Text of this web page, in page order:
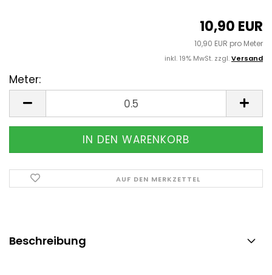
10,90 EUR
10,90 EUR pro Meter
inkl. 19% MwSt. zzgl.Versand
Meter:
AUF DEN MERKZETTEL
Beschreibung